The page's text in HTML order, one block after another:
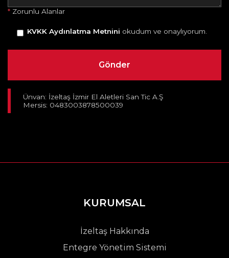
* Zorunlu Alanlar
KVKK Aydınlatma Metnini okudum ve onaylıyorum.
Ünvan: İzeltaş İzmir El Aletleri San Tic A.Ş
Mersis: 0483003878500039
KURUMSAL
İzeltaş Hakkında
Entegre Yönetim Sistemi